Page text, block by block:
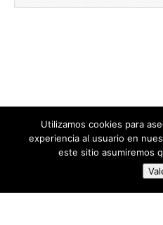
Diseñado por Centro Andaluz
Utilizamos cookies para
experiencia al usuario en
este sitio asumiremos